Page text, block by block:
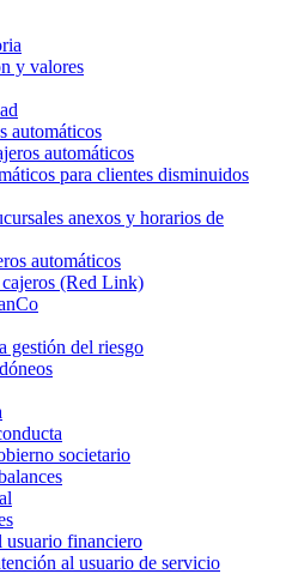
y valores
automáticos
automáticos
para clientes disminuidos
anexos y horarios de
automáticos
(Red Link)
gestión del riesgo
societario
usuario financiero
al usuario de servicio